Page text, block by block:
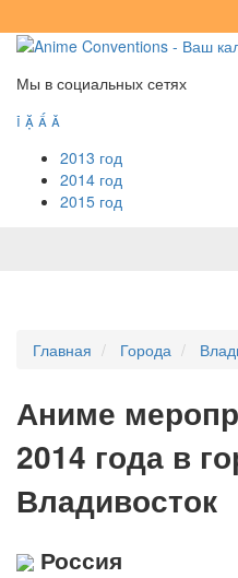
Мы в социальных сетях
   
2013 год
2014 год
2015 год
Главная Города
Аниме
2014 года в
Владивосток
Россия